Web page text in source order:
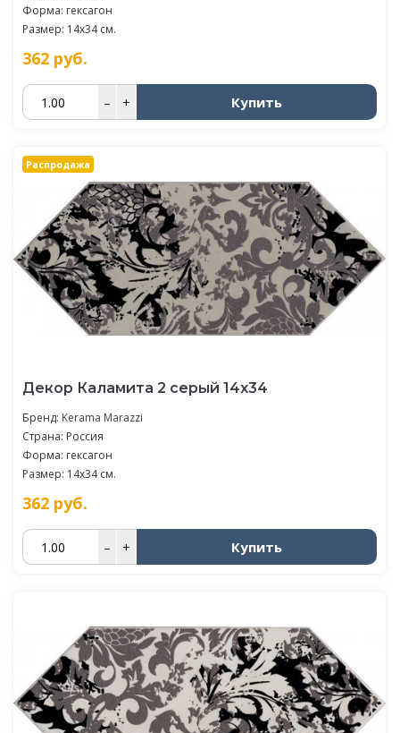
Форма: гексагон
Размер: 14x34 см.
362 руб.
– + Купить
Распродажа
Декор Каламита 2 серый 14x34
Бренд: Kerama Marazzi
Страна: Россия
Форма: гексагон
Размер: 14x34 см.
362 руб.
– + Купить